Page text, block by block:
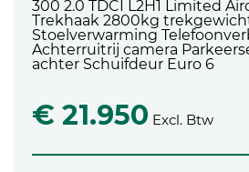
300 2.0 TDCI L2H1 Limited
Trekhaak 2800kg
Stoelverwarming
Achterruitrij camera
achter Schuifdeur Euro 6
€ 21.950 Excl. Btw